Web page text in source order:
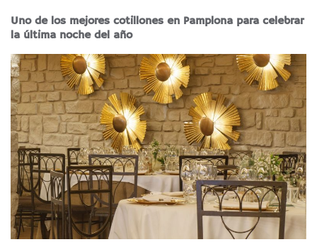
Uno de los mejores cotillones en Pamplona para celebrar
la última noche del año